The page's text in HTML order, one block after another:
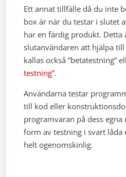
Ett annat tillfälle då du inte
box är när du testar i slutet
har en färdig produkt. Detta
slutanvändaren att hjälpa
kallas också ”betatestning”
testning”.
Användarna testar
till kod eller
programvaran på dess
form av testning i svart låda
helt ogenomskinlig.